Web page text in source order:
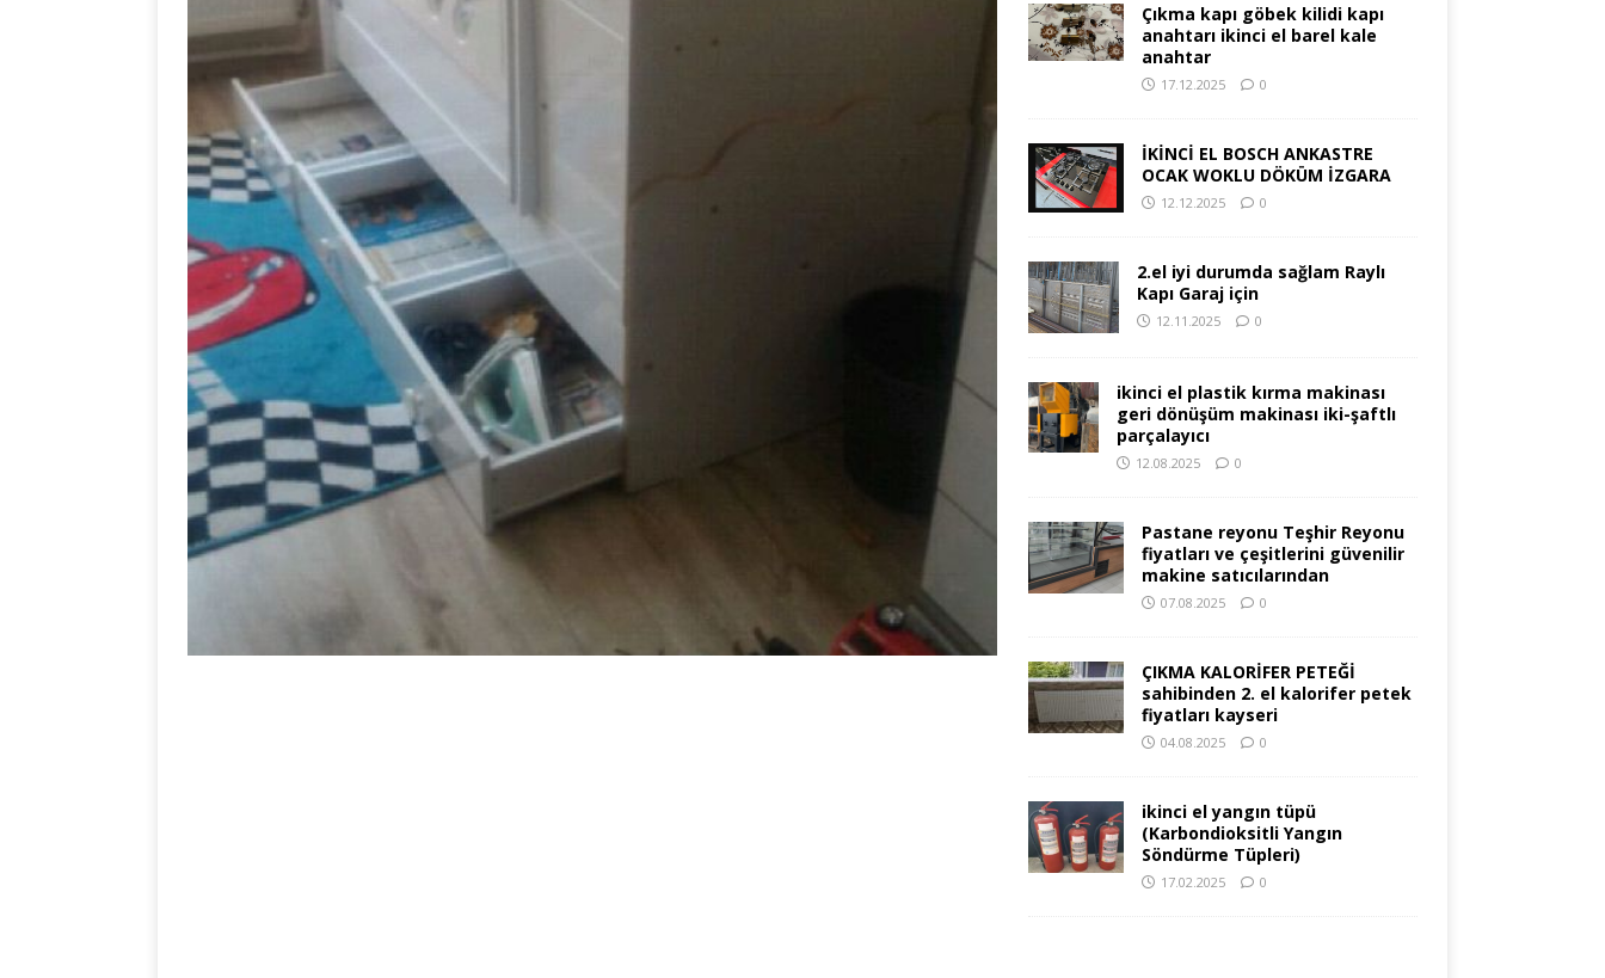
Çıkma kapı göbek kilidi kapı
anahtarı ikinci el barel kale
anahtar
17.12.2025 0
İKİNCİ EL BOSCH ANKASTRE
OCAK WOKLU DÖKÜM İZGARA
12.12.2025 0
2.el iyi durumda sağlam Raylı
Kapı Garaj için
12.11.2025 0
ikinci el plastik kırma makinası
geri dönüşüm makinası iki-şaftlı
parçalayıcı
12.08.2025 0
Pastane reyonu Teşhir Reyonu
fiyatları ve çeşitlerini güvenilir
makine satıcılarından
07.08.2025 0
ÇIKMA KALORİFER PETEĞİ
sahibinden 2. el kalorifer petek
fiyatları kayseri
04.08.2025 0
ikinci el yangın tüpü
(Karbondioksitli Yangın
Söndürme Tüpleri)
17.02.2025 0